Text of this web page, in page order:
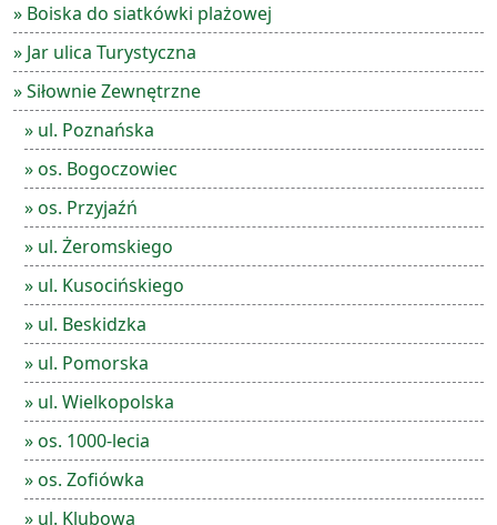
» Boiska do siatkówki plażowej
» Jar ulica Turystyczna
» Siłownie Zewnętrzne
» ul. Poznańska
» os. Bogoczowiec
» os. Przyjaźń
» ul. Żeromskiego
» ul. Kusocińskiego
» ul. Beskidzka
» ul. Pomorska
» ul. Wielkopolska
» os. 1000-lecia
» os. Zofiówka
» ul. Klubowa